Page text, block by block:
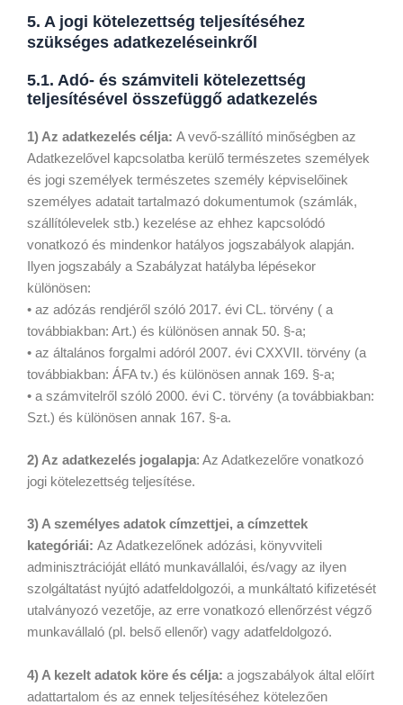
5. A jogi kötelezettség teljesítéséhez
szükséges adatkezeléseinkről
5.1. Adó- és számviteli kötelezettség
teljesítésével összefüggő adatkezelés
1) Az adatkezelés célja: A vevő-szállító minőségben az
Adatkezelővel kapcsolatba kerülő természetes személyek
és jogi személyek természetes személy képviselőinek
személyes adatait tartalmazó dokumentumok (számlák,
szállítólevelek stb.) kezelése az ehhez kapcsolódó
vonatkozó és mindenkor hatályos jogszabályok alapján.
Ilyen jogszabály a Szabályzat hatályba lépésekor
különösen:
• az adózás rendjéről szóló 2017. évi CL. törvény ( a
továbbiakban: Art.) és különösen annak 50. §-a;
• az általános forgalmi adóról 2007. évi CXXVII. törvény (a
továbbiakban: ÁFA tv.) és különösen annak 169. §-a;
• a számvitelről szóló 2000. évi C. törvény (a továbbiakban:
Szt.) és különösen annak 167. §-a.
2) Az adatkezelés jogalapja: Az Adatkezelőre vonatkozó
jogi kötelezettség teljesítése.
3) A személyes adatok címzettjei, a címzettek
kategóriái: Az Adatkezelőnek adózási, könyvviteli
adminisztrációját ellátó munkavállalói, és/vagy az ilyen
szolgáltatást nyújtó adatfeldolgozói, a munkáltató kifizetését
utalványozó vezetője, az erre vonatkozó ellenőrzést végző
munkavállaló (pl. belső ellenőr) vagy adatfeldolgozó.
4) A kezelt adatok köre és célja: a jogszabályok által előírt
adattartalom és az ennek teljesítéséhez kötelezően